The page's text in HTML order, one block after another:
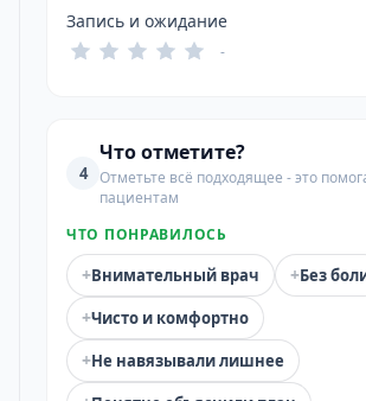
Запись и ожидание
-
4
Что отметите?
Отметьте всё подходящее - это
пациентам
ЧТО ПОНРАВИЛОСЬ
+Внимательный врач +Без
+Чисто и комфортно
+Не навязывали лишнее